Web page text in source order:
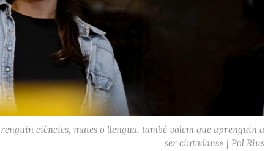
ciències, mates o llengua, també volem que aprenguin a
ser ciutadans» | Pol Rius